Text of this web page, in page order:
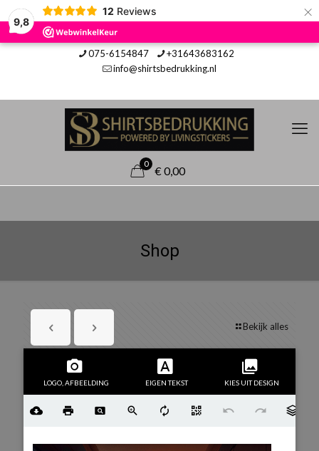
9,8
12 Reviews ×
075-6154847
+31643683162
info@shirtsbedrukking.nl
0
€ 0,00
Shop
Bekijk alles
LOGO, AFBEELDING EIGEN TEKST KIES UIT DESIGN